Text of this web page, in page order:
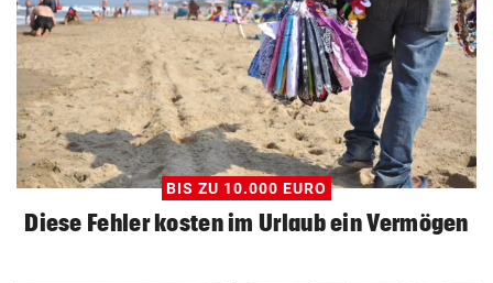
BIS ZU 10.000 EURO
Diese Fehler kosten im Urlaub ein Vermögen